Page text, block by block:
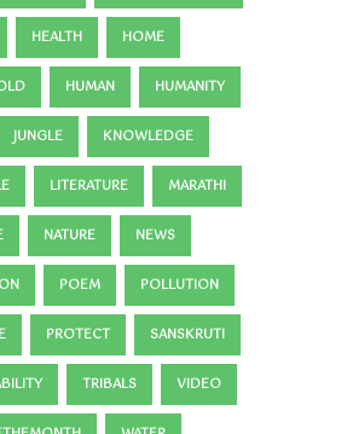
HEALTH HOME
HUMAN HUMANITY
JUNGLE KNOWLEDGE
LITERATURE MARATHI
NATURE NEWS
POEM POLLUTION
PROTECT SANSKRUTI
TRIBALS VIDEO